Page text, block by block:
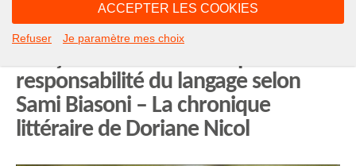
ACCEPTER LES COOKIES
Refuser Je paramètre mes choix
Les euphémismes de la langue
responsabilité du langage selon
Sami Biasoni – La chronique
littéraire de Doriane Nicol